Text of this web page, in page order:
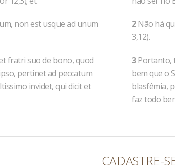
non est usque ad unum
fratri suo de bono, quod
pertinet ad peccatum
invidet, qui dicit et
2Não há
3,12).
3Portanto,
bem que o
blasfêmia,
faz todo
CADASTRE-